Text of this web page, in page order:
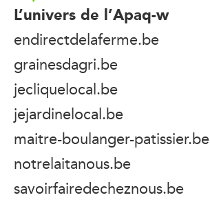
L’univers de l’Apaq-w
endirectdelaferme.be
grainesdagri.be
jecliquelocal.be
jejardinelocal.be
maitre-boulanger-patissier.be
notrelaitanous.be
savoirfairedecheznous.be